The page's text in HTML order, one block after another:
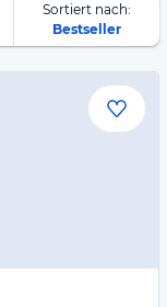
Sortiert nach:
Bestseller